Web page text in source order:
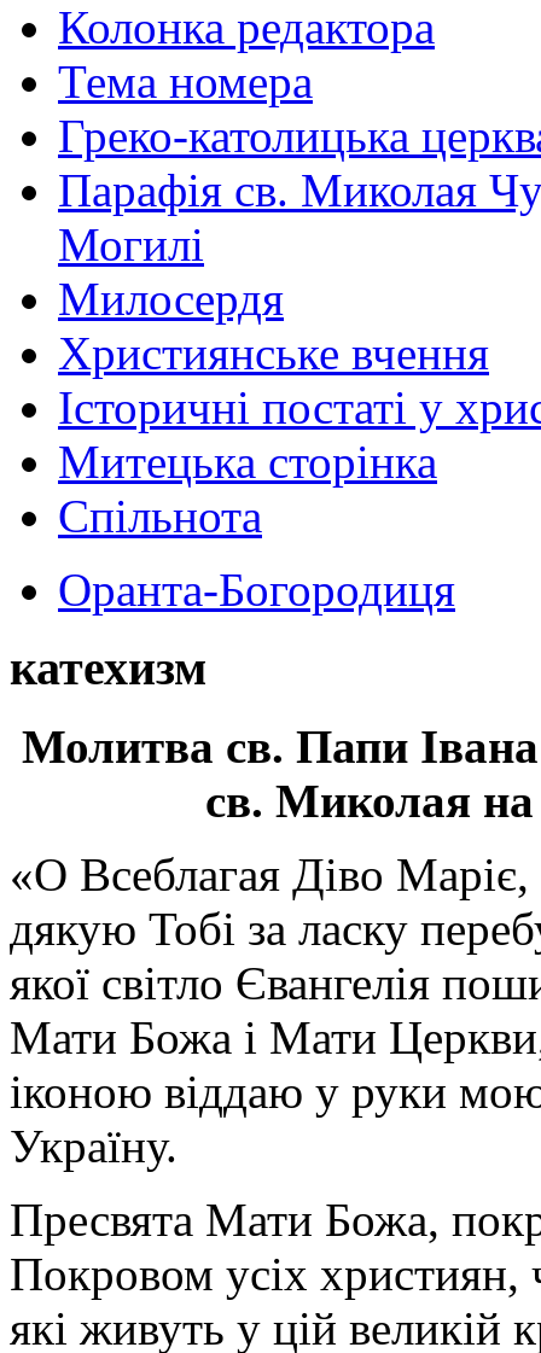
Колонка редактора
Тема номера
Греко-католицька
Парафія св. Миколая
Могилі
Милосердя
Християнське вчення
Історичні постаті у
Митецька сторінка
Спільнота
Оранта-Богородиця
катехизм
Молитва св. Папи
св. Миколая на
«О Всеблагая Діво
дякую Тобі за ласку
якої світло Євангелія
Мати Божа і Мати
іконою віддаю у руки
Україну.
Пресвята Мати Божа,
Покровом усіх християн,
які живуть у цій великій